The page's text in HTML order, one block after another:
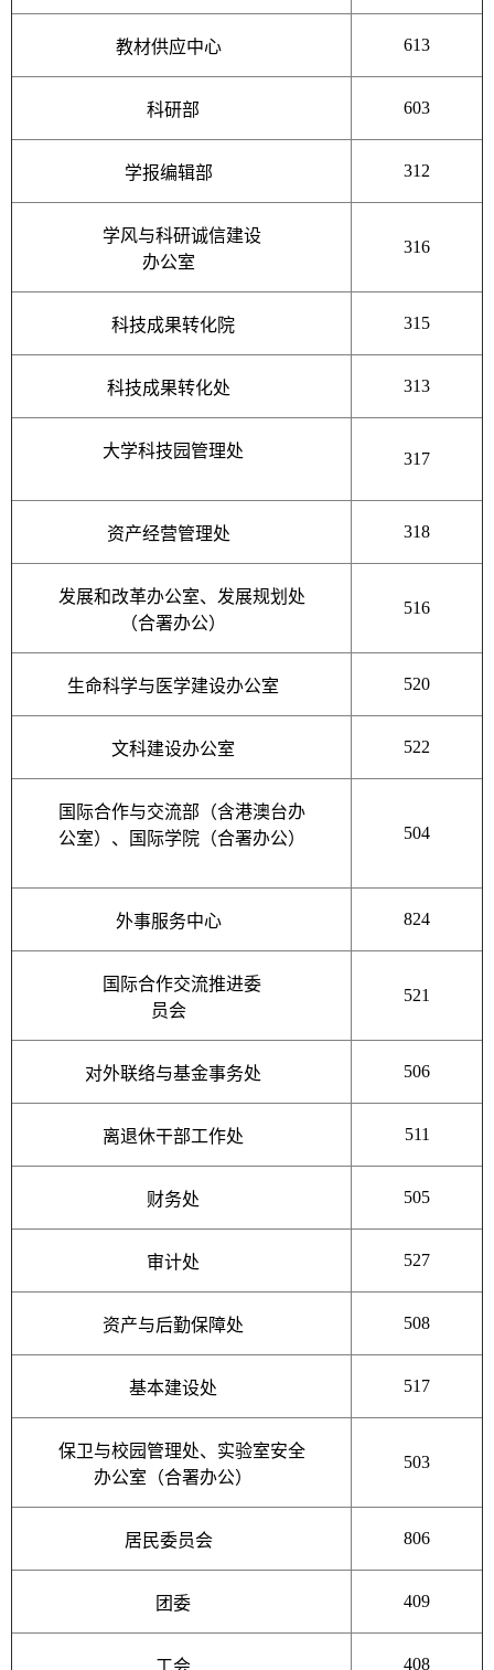
教材供应中心 613
科研部 603
学报编辑部 312
学风与科研诚信建设
办公室
316
科技成果转化院 315
科技成果转化处 313
大学科技园管理处 317
资产经营管理处 318
发展和改革办公室、发展规划处
（合署办公）
516
生命科学与医学建设办公室 520
文科建设办公室 522
国际合作与交流部（含港澳台办
公室）、国际学院（合署办公）
504
外事服务中心 824
国际合作交流推进委
员会
521
对外联络与基金事务处 506
离退休干部工作处 511
财务处 505
审计处 527
资产与后勤保障处 508
基本建设处 517
保卫与校园管理处、实验室安全
办公室（合署办公）
503
居民委员会 806
团委 409
工会 408